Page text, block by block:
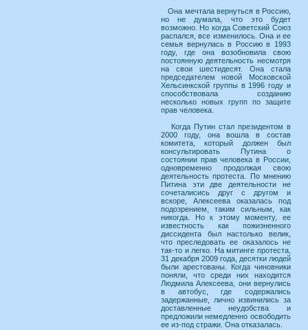
Она мечтала вернуться в Россию,
но не думала, что это будет
возможно. Но когда Советский Союз
распался, все изменилось. Она и ее
семья вернулась в Россию в 1993
году, где она возобновила свою
постоянную деятельность несмотря
на свои шестидесят. Она стала
председателем новой Московской
Хельсинкской группы в 1996 году и
способствовала созданию
несколько новых групп по защите
прав человека.
Когда Путин стал президентом в
2000 году, она вошла в состав
комитета, который должен был
консультировать Путина о
состоянии прав человека в России,
одновременно продолжая свою
деятельность протеста. По мнению
Питина эти две деятельности не
сочеталисись друг с другом и
вскоре, Алексеева оказалась под
подозрением, таким сильным, как
никогда. Но к этому моменту, ее
известность как пожизненного
диссидента был настолько велик,
что преследовать ее оказалось не
так-то и легко. На митинге протеста,
31 декабря 2009 года, десятки людей
были арестованы. Когда чиновники
поняли, что среди них находится
Людмила Алексеева, они вернулись
в автобус, где содержались
задержанные, лично извинились за
доставленные неудобства и
предложили немедленно освободить
ее из-под стражи. Она отказалась.